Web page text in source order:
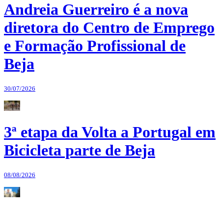
Andreia Guerreiro é a nova
diretora do Centro de Emprego
e Formação Profissional de
Beja
30/07/2026
3ª etapa da Volta a Portugal em
Bicicleta parte de Beja
08/08/2026